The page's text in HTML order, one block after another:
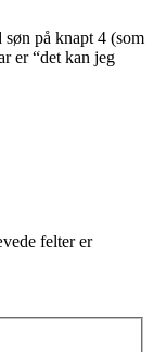
på knapt 4 (som
er “det kan jeg
felter er